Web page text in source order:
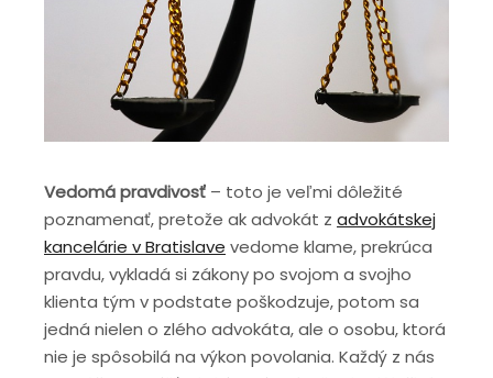
Vedomá pravdivosť – toto je veľmi dôležité
poznamenať, pretože ak advokát z advokátskej
kancelárie v Bratislave vedome klame, prekrúca
pravdu, vykladá si zákony po svojom a svojho
klienta tým v podstate poškodzuje, potom sa
jedná nielen o zlého advokáta, ale o osobu, ktorá
nie je spôsobilá na výkon povolania. Každý z nás